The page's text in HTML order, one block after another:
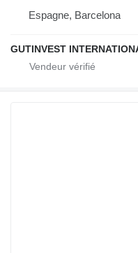
Espagne, Barcelona
GUTINVEST